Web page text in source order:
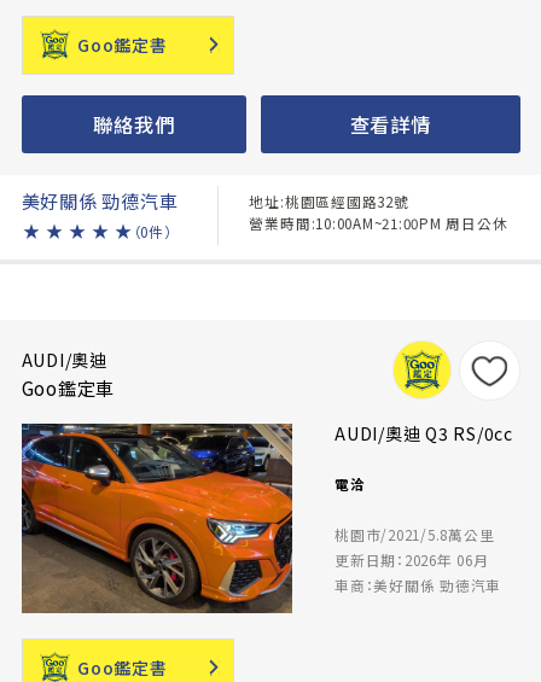
Goo鑑定書
聯絡我們 查看詳情
美好關係 勁德汽車
★ ★ ★ ★ ★ （0件）
地址:桃園區經國路32號
營業時間:10:00AM~21:00PM 周日公休
AUDI/奧迪
Goo鑑定車
AUDI/奧迪 Q3 RS/0cc
電洽
桃園市/2021/5.8萬公里
更新日期：2026年 06月
車商：美好關係 勁德汽車
Goo鑑定書